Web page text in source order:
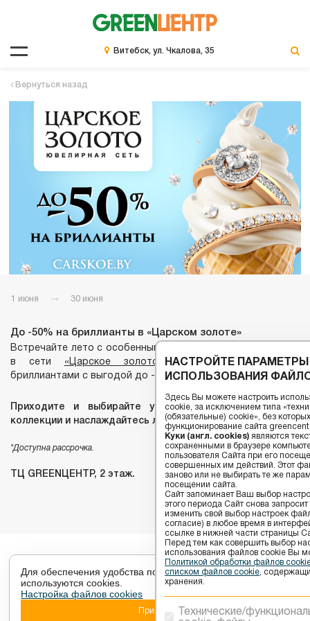
Витебск, ул. Чкалова, 35
Вернуться назад
1 июня 30 июня
До -50% на бриллианты в «Царском золоте»
Встречайте лето с особенным сиянием! Только по 30 июня
в сети
«Царское золото»
золотые украшения с
бриллиантами с выгодой до -50%.
Приходите и выбирайте украшения в разнообразной
коллекции и наслаждайтесь летом с роскошью!
*Доступна рассрочка.
ТЦ GREENЦЕНТР, 2 этаж.
Для обеспечения удобства пользователей сайта
используются cookies.
Настройка файлов cookies
Принять
НАСТРОЙТЕ ПАРАМЕТРЫ
ИСПОЛЬЗОВАНИЯ
Здесь Вы можете настроить
cookie, за исключением типа
(обязательные) cookie», без
функционирование сайта
Куки (англ. cookies) являются
сохраненными в браузере
пользователя Сайта при его
совершенных им действий. Этот
заново или не выбирать те же
посещении сайта.
Сайт запоминает Ваш выбор
этого периода Сайт снова
изменить свой выбор настроек
согласие) в любое время в
ссылке в нижней части страницы
Перед тем как совершить выбор
использования файлов сookie Вы
Политикой обработки файлов
списком файлов cookie ,
хранения.
Технические/